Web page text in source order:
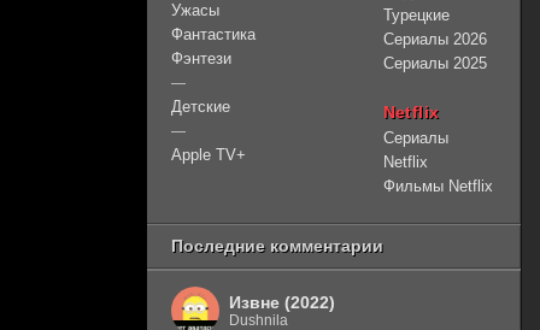
Ужасы
Фантастика
Фэнтези
—
Детские
—
Apple TV+
Турецкие
Сериалы 2026
Сериалы 2025
Netflix
Сериалы
Netflix
Фильмы Netflix
Последние комментарии
Извне (2022)
Dushnila